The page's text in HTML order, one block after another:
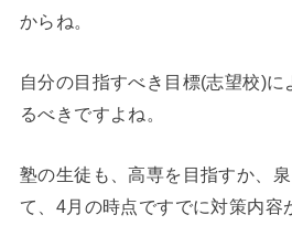
からね。
自分の目指すべき目標(志望校)に
るべきですよね。
塾の生徒も、高専を目指すか、
て、4月の時点ですでに対策内容